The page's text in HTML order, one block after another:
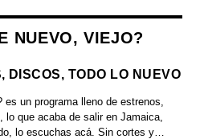
NUEVO, VIEJO?
DISCOS, TODO LO NUEVO
es un programa lleno de estrenos,
lo que acaba de salir enJamaica,
lo escuchas acá. Sin cortes y